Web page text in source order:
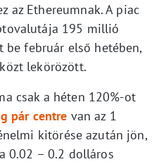
az Ethereumnak. A piac
195 millió
február első hetében,
lekörözött.
csak a héten 120%-ot
pár centre van az 1
kitörése azután jön,
0.02 – 0.2 dolláros